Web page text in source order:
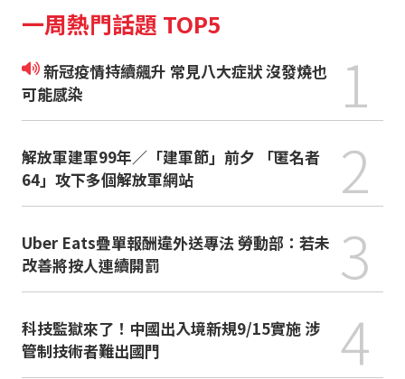
一周熱門話題 TOP5
新冠疫情持續飆升 常見八大症狀 沒發燒也
可能感染
1
解放軍建軍99年／「建軍節」前夕 「匿名者
64」攻下多個解放軍網站
2
Uber Eats疊單報酬違外送專法 勞動部：若未
改善將按人連續開罰
3
科技監獄來了！中國出入境新規9/15實施 涉
管制技術者難出國門
4